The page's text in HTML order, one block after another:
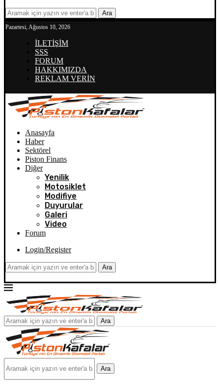
Ara
Pazartesi, Ağustos 10, 2026
İLETİŞİM
SSS
FORUM
HAKKIMIZDA
REKLAM VERİN
Anasayfa
Haber
Sektörel
Piston Finans
Diğer
Yenilik
Motosiklet
Modifiye
Duyurular
Galeri
Video
Forum
Login/Register
Ara
Ara
Ara